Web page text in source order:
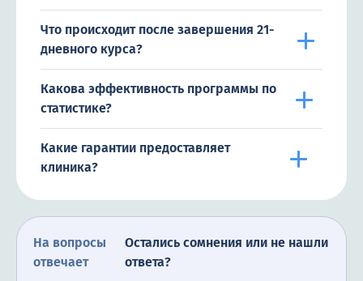
Что происходит после завершения 21-
дневного курса?
Какова эффективность программы по
статистике?
Какие гарантии предоставляет
клиника?
На вопросы
отвечает
Остались сомнения или не нашли
ответа?